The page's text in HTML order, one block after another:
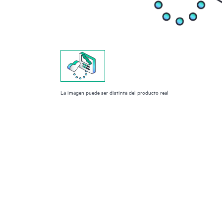
La imagen puede ser distinta del producto real